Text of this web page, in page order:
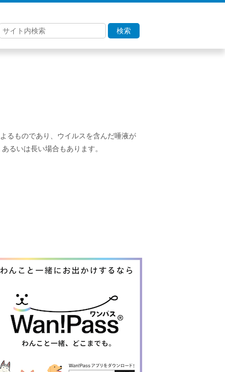
検索
るものであり、ウイルスを含んだ唾液が
るいは長い場合もあります。